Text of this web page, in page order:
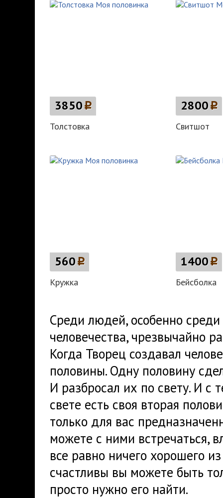
3850p
Толстовка
2800p
Свитшот
560p
Кружка
1400p
Бейсболка
Среди людей, особенно
человечества, чрезвычайно
Когда Творец создавал
половины. Одну половину
И разбросал их по свету. И с
свете есть своя вторая
только для вас
можете с ними встречаться,
все равно ничего хорошего
счастливы вы можете быть
просто нужно его найти.